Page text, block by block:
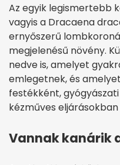
Az egyik legismertebb
vagyis a Dracaena
ernyőszerű
megjelenésű növény.
nedve is, amelyet
emlegetnek, és
festékként,
kézműves
Vannak kanárik